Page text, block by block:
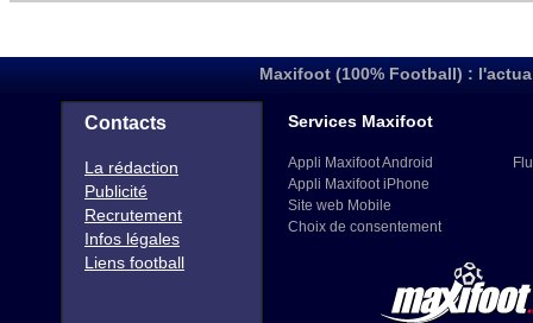
Maxifoot (100% Football) :
Contacts
La rédaction
Publicité
Recrutement
Infos légales
Liens football
Services Maxifoot
Appli Maxifoot Android
Appli Maxifoot iPhone
Site web Mobile
Choix de consentement